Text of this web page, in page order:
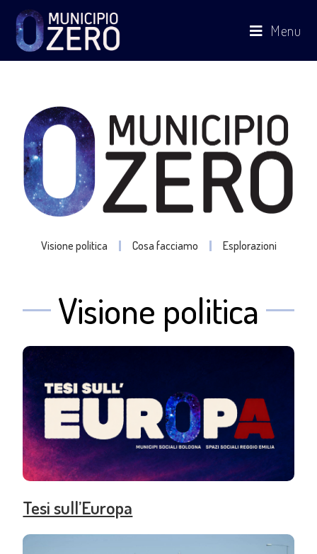
Menu
Visione politica Cosa facciamo Esplorazioni
Visione politica
Tesi sull’Europa